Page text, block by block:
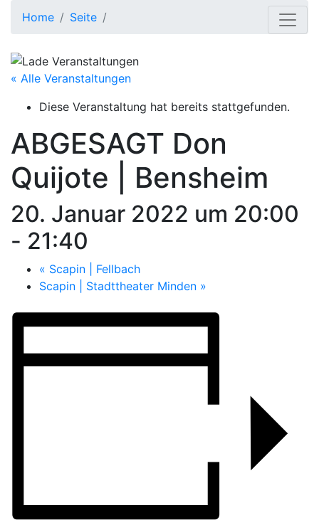
Home Seite
« Alle Veranstaltungen
Diese Veranstaltung hat bereits stattgefunden.
ABGESAGT Don
Quijote | Bensheim
20. Januar 2022 um 20:00
- 21:40
« Scapin | Fellbach
Scapin | Stadttheater Minden »